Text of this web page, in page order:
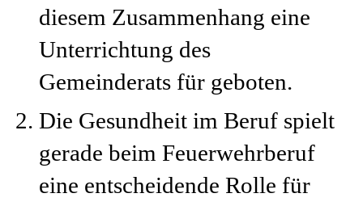
diesem Zusammenhang eine
Unterrichtung des
Gemeinderats für geboten.
Die Gesundheit im Beruf spielt
gerade beim Feuerwehrberuf
eine entscheidende Rolle für